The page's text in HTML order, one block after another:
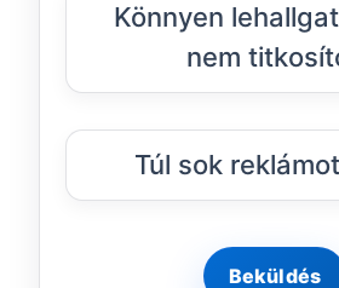
Könnyen
nem
Túl sok